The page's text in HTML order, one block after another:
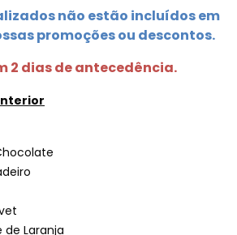
não estão incluídos em
promoções ou descontos.
2 dias de antecedência.
de Laranja